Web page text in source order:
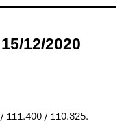
12/2020
111.400 / 110.325.